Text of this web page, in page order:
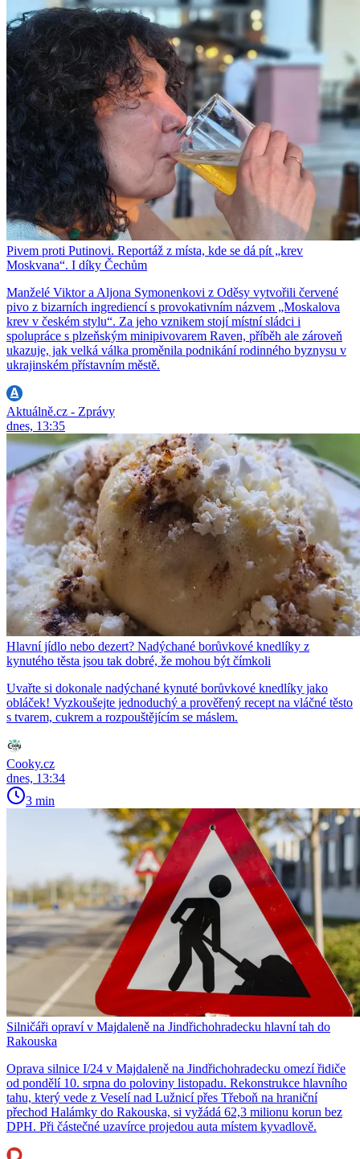
Pivem proti Putinovi. Reportáž z místa, kde se dá pít „krev
Moskvana“. I díky Čechům
Manželé Viktor a Aljona Symonenkovi z Oděsy vytvořili červené
pivo z bizarních ingrediencí s provokativním názvem „Moskalova
krev v českém stylu“. Za jeho vznikem stojí místní sládci i
spolupráce s plzeňským minipivovarem Raven, příběh ale zároveň
ukazuje, jak velká válka proměnila podnikání rodinného byznysu v
ukrajinském přístavním městě.
Aktuálně.cz - Zprávy
dnes, 13:35
Hlavní jídlo nebo dezert? Nadýchané borůvkové knedlíky z
kynutého těsta jsou tak dobré, že mohou být čímkoli
Uvařte si dokonale nadýchané kynuté borůvkové knedlíky jako
obláček! Vyzkoušejte jednoduchý a prověřený recept na vláčné těsto
s tvarem, cukrem a rozpouštějícím se máslem.
Cooky.cz
dnes, 13:34
3 min
Silničáři opraví v Majdaleně na Jindřichohradecku hlavní tah do
Rakouska
Oprava silnice I/24 v Majdaleně na Jindřichohradecku omezí řidiče
od pondělí 10. srpna do poloviny listopadu. Rekonstrukce hlavního
tahu, který vede z Veselí nad Lužnicí přes Třeboň na hraniční
přechod Halámky do Rakouska, si vyžádá 62,3 milionu korun bez
DPH. Při částečné uzavírce projedou auta místem kyvadlově.